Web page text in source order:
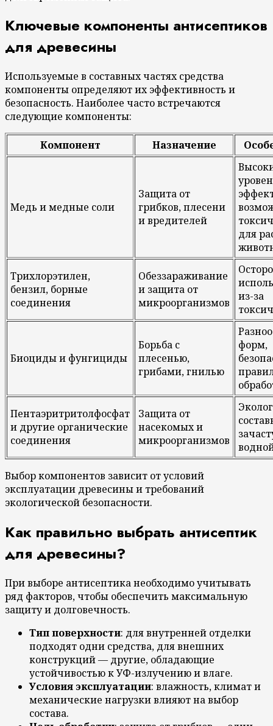
Ключевые компоненты антисептиков
для древесины
Используемые в составных частях средства
компоненты определяют их эффективность и
безопасность. Наиболее часто встречаются
следующие компоненты:
Компонент Назначение
Медь и медные соли
Защита от
грибков, плесени
и вредителей
для
Трихлорэтилен,
бензил, борные
соединения
Обеззараживание
и защита от
микроорганизмов
из-за
Биоциды и фунгициды
Борьба с
плесенью,
грибами, гнилью
форм,
Пентаэритритолфосфат
и другие органические
соединения
Защита от
насекомых и
микроорганизмов
Выбор компонентов зависит от условий
эксплуатации древесины и требований
экологической безопасности.
Как правильно выбрать антисептик
для древесины?
При выборе антисептика необходимо учитывать
ряд факторов, чтобы обеспечить максимальную
защиту и долговечность.
Тип поверхности: для внутренней отделки
подходят одни средства, для внешних
конструкций — другие, обладающие
устойчивостью к УФ-излучению и влаге.
Условия эксплуатации: влажность, климат и
механические нагрузки влияют на выбор
состава.